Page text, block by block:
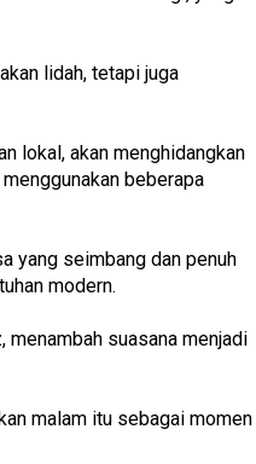
lidah, tetapi juga
lokal, akan menghidangkan
beberapa
yang seimbang dan penuh
modern.
suasana menjadi
malam itu sebagai momen